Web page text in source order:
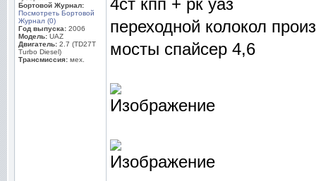
Бортовой Журнал:
Посмотреть Бортовой
Журнал (0)
Год выпуска: 2006
Модель: UAZ
Двигатель: 2.7 (TD27T
Turbo Diesel)
Трансмиссия: мех.
4ст кпп + рк уаз
переходной колокол
мосты спайсер 4,6